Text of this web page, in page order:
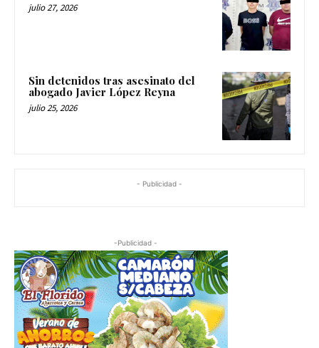
julio 27, 2026
Sin detenidos tras asesinato del
abogado Javier López Reyna
julio 25, 2026
- Publicidad -
-Publicidad -